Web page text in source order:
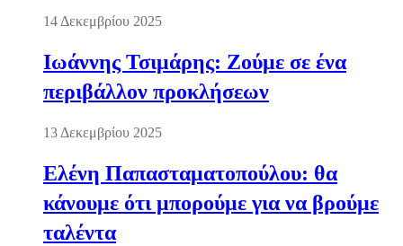
14 Δεκεμβρίου 2025
Ιωάννης Τσιμάρης: Ζούμε σε ένα
περιβάλλον προκλήσεων
13 Δεκεμβρίου 2025
Ελένη Παπασταματοπούλου: θα
κάνουμε ότι μπορούμε για να βρούμε
ταλέντα